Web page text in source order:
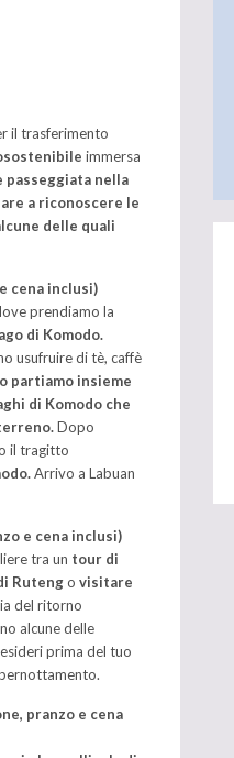
il trasferimento
immersa
passeggiata nella
a riconoscere le
delle quali
cena inclusi)
prendiamo la
di Komodo.
usufruire di tè, caffè
partiamo insieme
di Komodo che
Dopo
il tragitto
Arrivo a Labuan
e cena inclusi)
tra un tour di
Rutengo visitare
del ritorno
alcune delle
prima del tuo
pranzo e cena